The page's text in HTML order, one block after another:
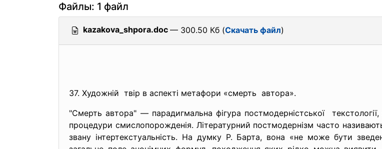
Файлы: 1 файл
kazakova_shpora.doc — 300.50 Кб (Скачать файл)
37. Художній твір в аспекті метафори «смерть автора».
"Смерть автора" — парадигмальна фігура постмодерністської
процедури смислопорожденія. Літературний постмодернізм часто
звану інтертекстуальність. На думку Р. Барта, вона «не може бути